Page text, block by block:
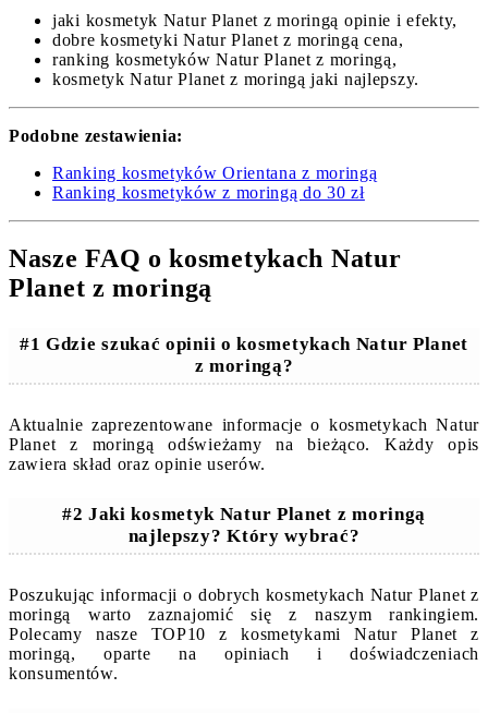
jaki kosmetyk Natur Planet z moringą opinie i efekty,
dobre kosmetyki Natur Planet z moringą cena,
ranking kosmetyków Natur Planet z moringą,
kosmetyk Natur Planet z moringą jaki najlepszy.
Podobne zestawienia:
Ranking kosmetyków Orientana z moringą
Ranking kosmetyków z moringą do 30 zł
Nasze FAQ o kosmetykach Natur
Planet z moringą
#1 Gdzie szukać opinii o kosmetykach Natur Planet
z moringą?
Aktualnie zaprezentowane informacje o kosmetykach Natur
Planet z moringą odświeżamy na bieżąco. Każdy opis
zawiera skład oraz opinie userów.
#2 Jaki kosmetyk Natur Planet z moringą
najlepszy? Który wybrać?
Poszukując informacji o dobrych kosmetykach Natur Planet z
moringą warto zaznajomić się z naszym rankingiem.
Polecamy nasze TOP10 z kosmetykami Natur Planet z
moringą, oparte na opiniach i doświadczeniach
konsumentów.